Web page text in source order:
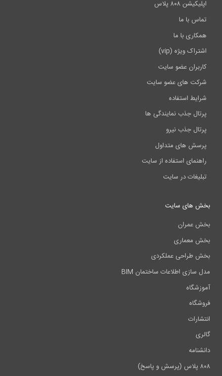
اپلیکیشن ۸۰۸ پلاس
تماس با ما
همکاری با ما
اشتراک ویژه (vip)
کاربران عضو سایت
شرکت های عضو سایت
شرایط استفاده
پرتال جذب نمایندگی ها
پرتال جذب نیرو
پرسش های متداول
راهنمای استفاده از سایت
تبلیغات در سایت
بخش های سایت
بخش عمران
بخش معماری
بخش طراحی عملکردی
مدل سازی اطلاعات ساختمان BIM
آموزشگاه
فروشگاه
انتشارات
گالری
دانشنامه
۸۰۸ پلاس (پرسش و پاسخ)